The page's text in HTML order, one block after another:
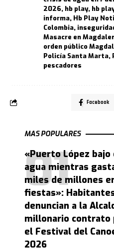
2026, hb play, hb
informa, Hb Play
Colombia,
Masacre en
orden público
Policía Santa Marta,
pescadores
Facebook
MAS POPULARES
«Puerto López bajo
agua mientras
miles de millones
fiestas»:
denuncian a la
millonario contrato
el Festival del
2026